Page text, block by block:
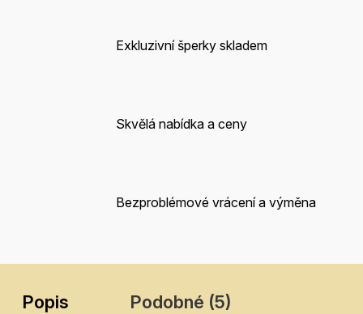
Exkluzivní šperky skladem
Skvělá nabídka a ceny
Bezproblémové vrácení a výměna
Popis
Podobné (5)